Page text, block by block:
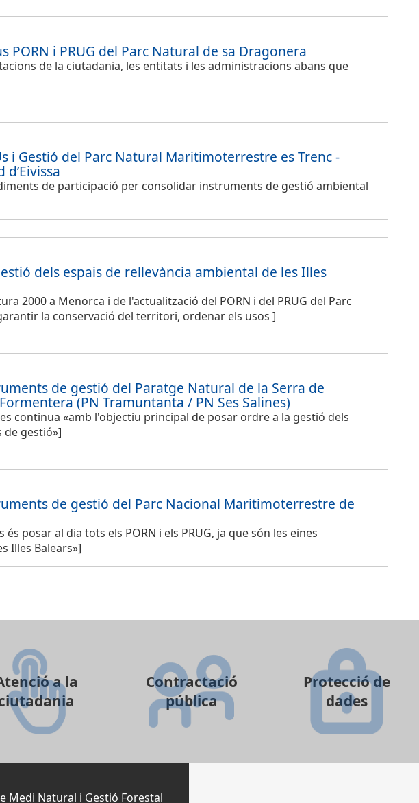
i PRUG del Parc Natural de sa Dragonera
de la ciutadania, les entitats i les administracions abans que
i Gestió del Parc Natural Maritimoterrestre es Trenc -
de participació per consolidar instruments de gestió ambiental
dels espais de rellevància ambiental de les Illes
2000 a Menorca i de l'actualització del PORN i del PRUG del Parc
la conservació del territori, ordenar els usos ]
de gestió del Paratge Natural de la Serra de
(PN Tramuntanta / PN Ses Salines)
continua «amb l'objectiu principal de posar ordre a la gestió dels
de gestió»]
de gestió del Parc Nacional Maritimoterrestre de
posar al dia tots els PORN i els PRUG, ja que són les eines
Illes Balears»]
a la
Contractació
pública
Protecció de
dades
Medi Natural i Gestió Forestal